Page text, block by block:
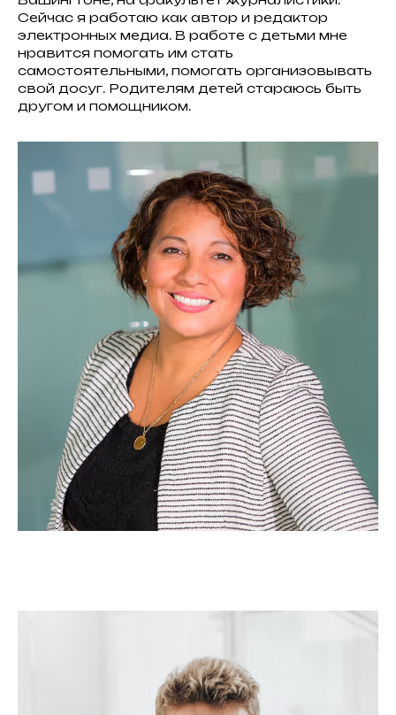
Сейчас я работаю как автор и редактор
электронных медиа. В работе с детьми мне
нравится помогать им стать
самостоятельными, помогать организовывать
свой досуг. Родителям детей стараюсь быть
другом и помощником.